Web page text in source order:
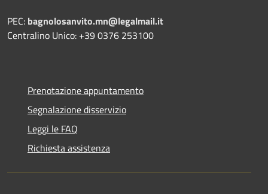
PEC: bagnolosanvito.mn@legalmail.it
Centralino Unico: +39 0376 253100
Prenotazione appuntamento
Segnalazione disservizio
Leggi le FAQ
Richiesta assistenza